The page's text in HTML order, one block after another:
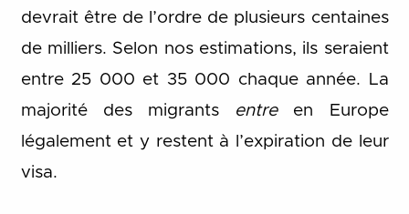
devrait être de l’ordre de plusieurs centaines
de milliers. Selon nos estimations, ils seraient
entre 25 000 et 35 000 chaque année. La
majorité des migrants entre en Europe
légalement et y restent à l’expiration de leur
visa.